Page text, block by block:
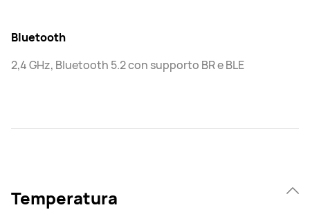
Bluetooth
2,4 GHz, Bluetooth 5.2 con supporto BR e BLE
Temperatura